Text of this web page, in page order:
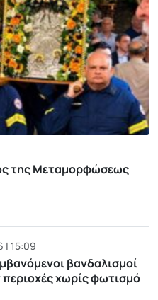
της Μεταμορφώσεως
| 15:09
βανδαλισμοί
χωρίς φωτισμό